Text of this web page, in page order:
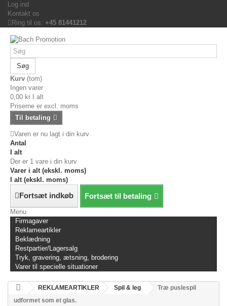
Log ind
Kontakt os
Ring til os: +45 81441212
Søg
Kurv (tom)
Ingen varer
0,00 kr
I alt
Priserne er excl. moms
Til betaling
Varen er nu lagt i din kurv
Antal
I alt
Der er 1 vare i din kurv
Varer i alt (ekskl. moms)
I alt (ekskl. moms)
Fortsæt indkøb Fortsæt til betaling
Menu
Firmagaver
Reklameartikler
Beklædning
Restpartier/Lagersalg
Tryk, gravering, ætsning, brodering
Varer til specielle situationer
REKLAMEARTIKLER Spil & leg
Træ puslespil
udformet som et glas.